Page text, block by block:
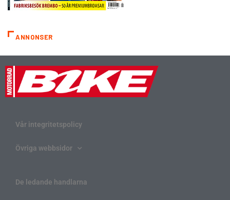
ANNONSER
Vår integritetspolicy
Övriga webbsidor
De ledande handlarna